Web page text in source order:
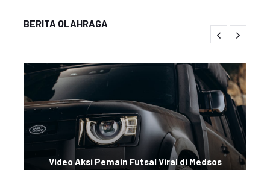
BERITA OLAHRAGA
Video Aksi Pemain Futsal Viral di Medsos